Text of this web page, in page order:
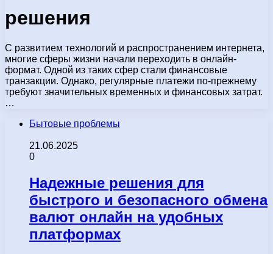
решения
С развитием технологий и распространением интернета,
многие сферы жизни начали переходить в онлайн-
формат. Одной из таких сфер стали финансовые
транзакции. Однако, регулярные платежи по-прежнему
требуют значительных временных и финансовых затрат.
…
Бытовые проблемы
21.06.2025
0
Надежные решения для
быстрого и безопасного обмена
валют онлайн на удобных
платформах